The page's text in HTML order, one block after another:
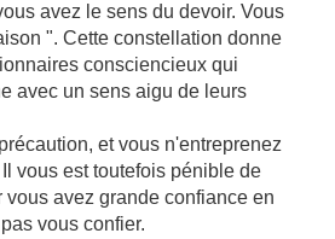
avez le sens du devoir. Vous
". Cette constellation donne
consciencieux qui
avec un sens aigu de leurs
et vous n'entreprenez
vous est toutefois pénible de
avez grande confiance en
vous confier.